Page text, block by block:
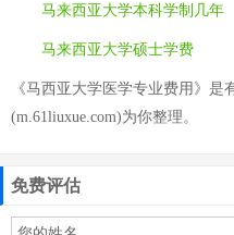
马来西亚大学本科学制几年
马来西亚大学硕士学费
《马西亚大学医学专业费用》是
(m.61liuxue.com)为你整理。
免费评估